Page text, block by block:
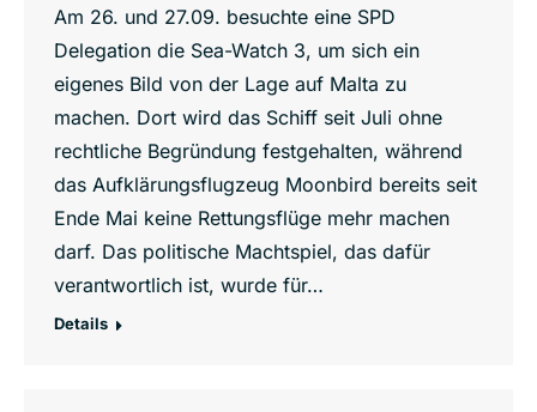
Am 26. und 27.09. besuchte eine SPD
Delegation die Sea-Watch 3, um sich ein
eigenes Bild von der Lage auf Malta zu
machen. Dort wird das Schiff seit Juli ohne
rechtliche Begründung festgehalten, während
das Aufklärungsflugzeug Moonbird bereits seit
Ende Mai keine Rettungsflüge mehr machen
darf. Das politische Machtspiel, das dafür
verantwortlich ist, wurde für…
Details